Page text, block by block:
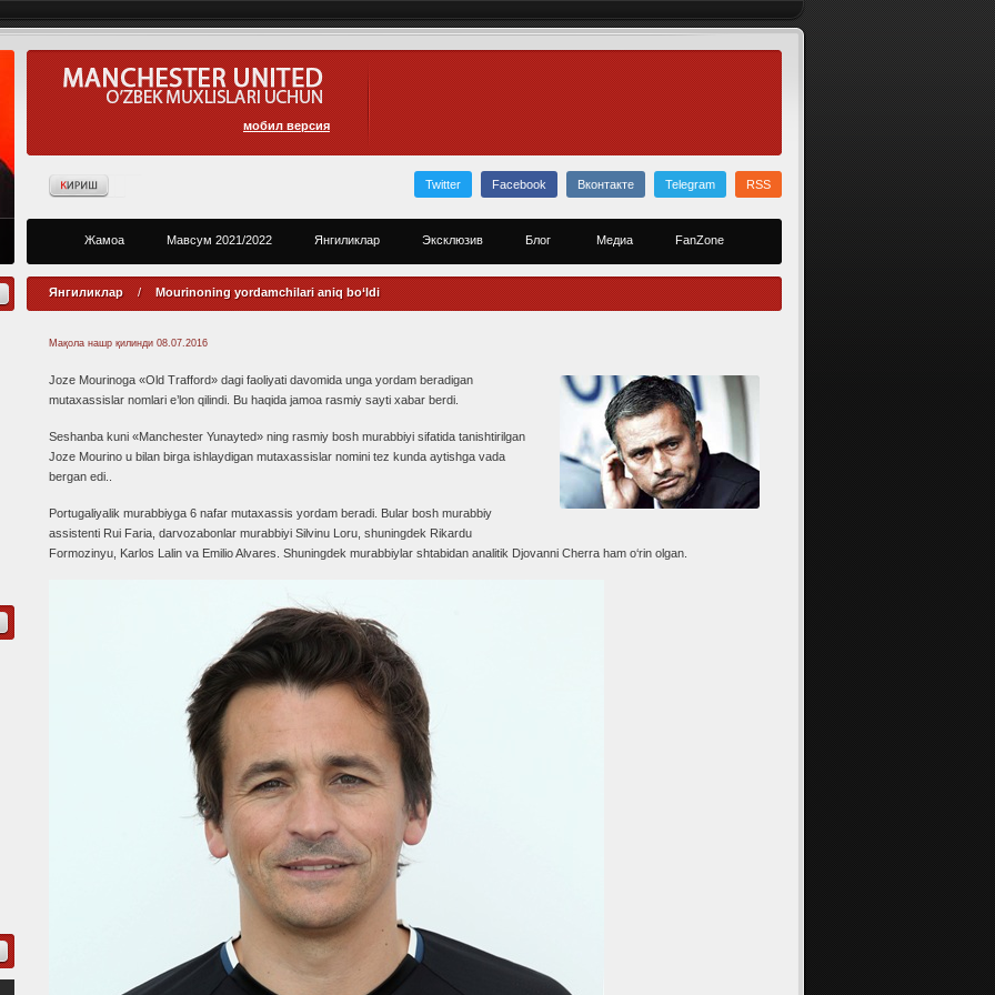
мобил версия
Twitter Facebook Вконтакте Telegram RSS
Жамоа Мавсум 2021/2022 Янгиликлар Эксклюзив Блог Медиа FanZone
Янгиликлар / Mourinoning yordamchilari aniq bo‘ldi
Мақола нашр қилинди 08.07.2016
Joze Mourinoga «Old Trafford» dagi faoliyati davomida unga yordam beradigan
mutaxassislar nomlari e’lon qilindi. Bu haqida jamoa rasmiy sayti xabar berdi.
Seshanba kuni «Manchester Yunayted» ning rasmiy bosh murabbiyi sifatida tanishtirilgan
Joze Mourino u bilan birga ishlaydigan mutaxassislar nomini tez kunda aytishga vada
bergan edi..
Portugaliyalik murabbiyga 6 nafar mutaxassis yordam beradi. Bular bosh murabbiy
assistenti Rui Faria, darvozabonlar murabbiyi Silvinu Loru, shuningdek Rikardu
Formozinyu, Karlos Lalin va Emilio Alvares. Shuningdek murabbiylar shtabidan analitik Djovanni Cherra ham o‘rin olgan.